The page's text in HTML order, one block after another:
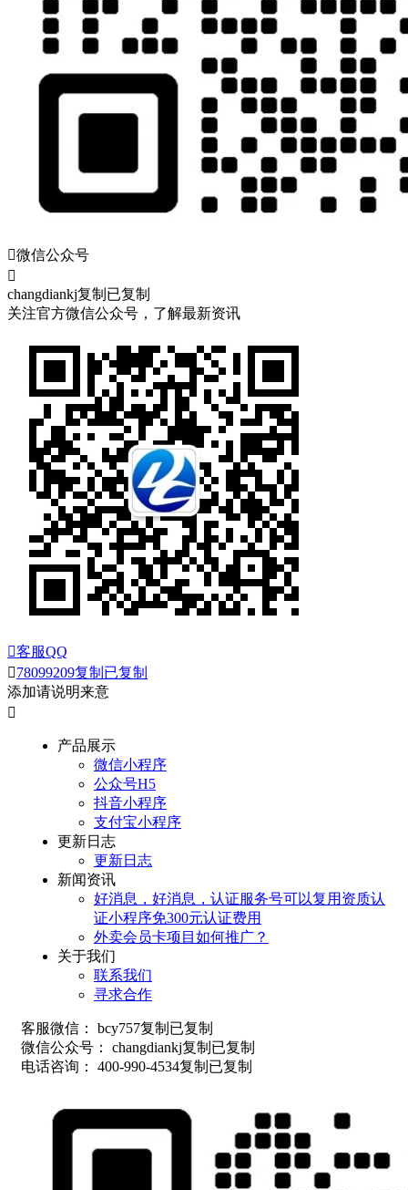
微信公众号

changdiankj复制 已复制
关注官方微信公众号，了解最新资讯
客服QQ
78099209复制 已复制
添加请说明来意

产品展示
微信小程序
公众号H5
抖音小程序
支付宝小程序
更新日志
更新日志
新闻资讯
好消息，好消息，认证服务号可以复用资质认
证小程序免300元认证费用
外卖会员卡项目如何推广？
关于我们
联系我们
寻求合作
客服微信： bcy757复制 已复制
微信公众号： changdiankj复制 已复制
电话咨询： 400-990-4534复制 已复制